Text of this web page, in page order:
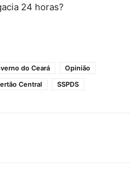
24 horas?
do Ceará
Opinião
Central SSPDS